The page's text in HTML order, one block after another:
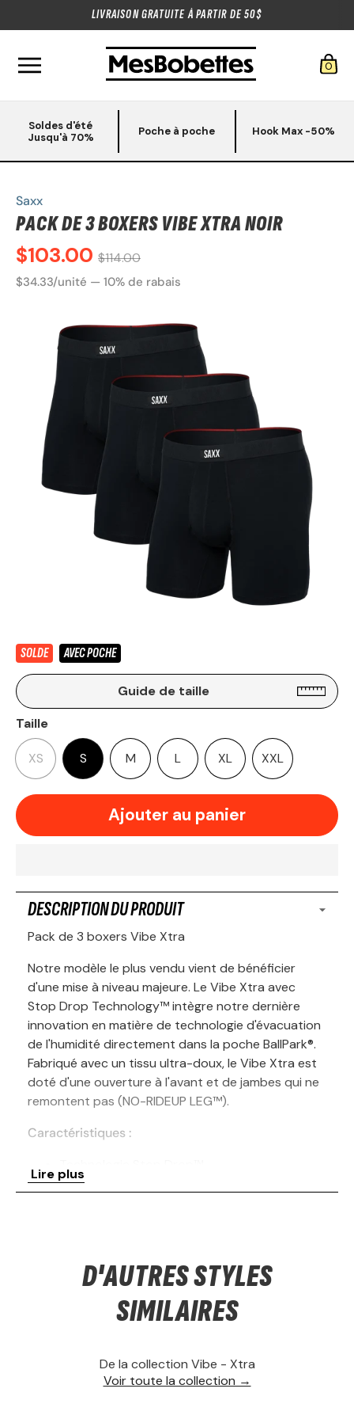
LIVRAISON GRATUITE À PARTIR DE 50$
0
Soldes d'été
Jusqu'à 70%
Poche à poche Hook Max -50%
Saxx
PACK DE 3 BOXERS VIBE XTRA NOIR
$103.00 régulier
$114.00
$34.33/unité — 10% de rabais
SOLDE AVEC POCHE
Guide de taille
Taille
XS S M L XL XXL
Ajouter au panier
DESCRIPTION DU PRODUIT
Pack de 3 boxers Vibe Xtra
Notre modèle le plus vendu vient de bénéficier
d'une mise à niveau majeure. Le Vibe Xtra avec
Stop Drop Technology™ intègre notre dernière
innovation en matière de technologie d'évacuation
de l'humidité directement dans la poche BallPark®.
Fabriqué avec un tissu ultra-doux, le Vibe Xtra est
doté d'une ouverture à l'avant et de jambes qui ne
remontent pas (NO-RIDEUP LEG™).
Caractéristiques :
Jambes qui ne remontent pas (No-RideUp
Construction en 9 panneaux Three-D Fit®
Extensibilité dans 4 directions (4-way
Ceinture anti-roulement
Lire plus
D'AUTRES STYLES
SIMILAIRES
De la collection Vibe - Xtra
Voir toute la collection →